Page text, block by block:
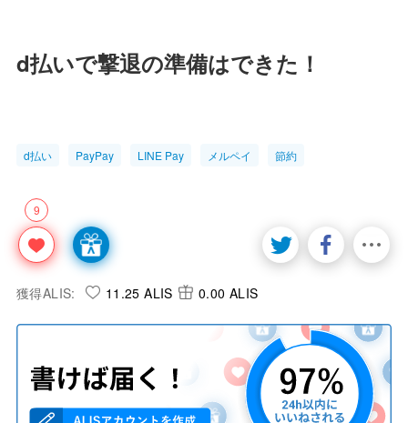
d払いで撃退の準備はできた！
d払い PayPay LINE Pay メルペイ 節約
9
獲得ALIS: 11.25 ALIS 0.00 ALIS